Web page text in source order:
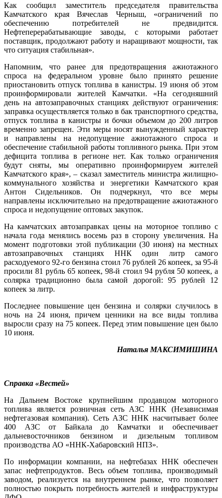
Как сообщил заместитель председателя правительства
Камчатского края Вячеслав Черныш, «ограничений по
обеспечению потребителей не предвидится.
Нефтеперерабатывающие заводы, с которыми работает
поставщик, продолжают работу и наращивают мощности, так
что ситуация стабильная».
Напомним, что ранее для предотвращения ажиотажного
спроса на федеральном уровне было принято решение
приостановить отпуск топлива в канистры. 19 июня об этом
проинформировали жителей Камчатки. «На сегодняшний
день на автозаправочных станциях действуют ограничения:
заправка осуществляется только в бак транспортного средства,
отпуск топлива в канистры и бочки объемом до 200 литров
временно запрещен. Эти меры носят вынужденный характер
и направлены на недопущение ажиотажного спроса и
обеспечение стабильной работы топливного рынка. При этом
дефицита топлива в регионе нет. Как только ограничения
будут сняты, мы оперативно проинформируем жителей
Камчатского края», – сказал заместитель министра жилищно-
коммунального хозяйства и энергетики Камчатского края
Антон Сидельников. Он подчеркнул, что все меры
направлены исключительно на предотвращение ажиотажного
спроса и недопущение оптовых закупок.
На камчатских автозаправках цены на моторное топливо с
начала года менялись восемь раз в сторону увеличения. На
момент подготовки этой публикации (30 июня) на местных
автозаправочных станциях ННК один литр самого
расходуемого 92-го бензина стоил 76 рублей 26 копеек, за 95-й
просили 81 рубль 65 копеек, 98-й стоил 94 рубля 50 копеек, а
солярка традиционно была самой дорогой: 95 рублей 12
копеек за литр.
Последнее повышение цен бензина и солярки случилось в
ночь на 24 июня, причем ценники на все виды топлива
выросли сразу на 75 копеек. Перед этим повышение цен было
10 июня.
Наталья МАКСИМИШИНА
Справка «Вестей»
На Дальнем Востоке крупнейшим продавцом моторного
топлива является розничная сеть АЗС ННК (Независимая
нефтегазовая компания). Сеть АЗС ННК насчитывает более
400 АЗС от Байкала до Камчатки и обеспечивает
дальневосточников бензином и дизельным топливом
производства АО «ННК-Хабаровский НПЗ».
По информации компании, на нефтебазах ННК обеспечен
запас нефтепродуктов. Весь объем топлива, производимый
заводом, реализуется на внутреннем рынке, что позволяет
полностью покрыть потребность жителей и инфраструктуры